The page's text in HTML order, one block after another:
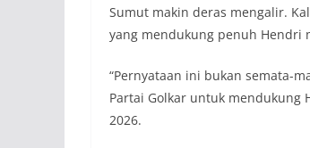
Sumut makin deras mengalir.
yang mendukung penuh Hendri
“Pernyataan ini bukan semata-
Partai Golkar untuk mendukung
2026.